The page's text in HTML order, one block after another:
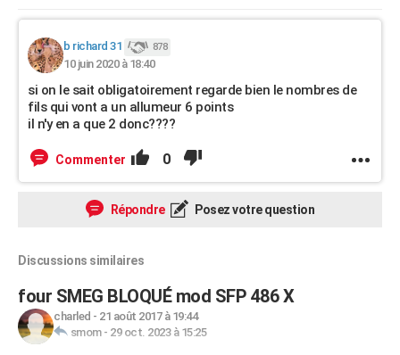
b richard 31 878
10 juin 2020 à 18:40
si on le sait obligatoirement regarde bien le nombres de
fils qui vont a un allumeur 6 points
il n'y en a que 2 donc????
Commenter 0
Répondre Posez votre question
Discussions similaires
four SMEG BLOQUÉ mod SFP 486 X
charled - 21 août 2017 à 19:44
smom- 29 oct. 2023 à 15:25